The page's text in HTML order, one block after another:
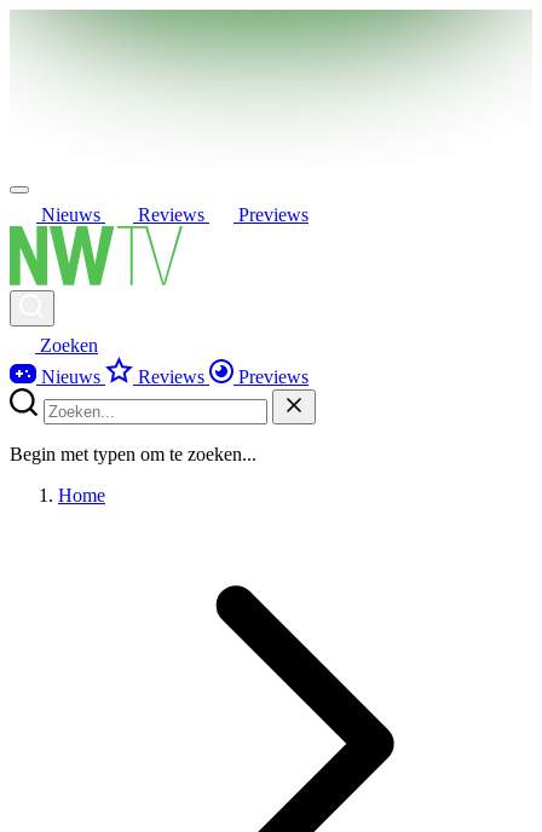
Nieuws Reviews Previews
Zoeken
Nieuws
Reviews Previews
Begin met typen om te zoeken...
Home